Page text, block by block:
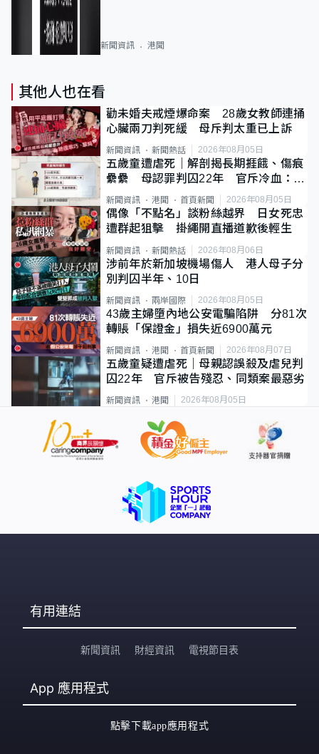
新聞資訊 港聞
其他人也在看
勸未婚夫戒煙爆命案 28歲女教師連捅
心臟兩刀判死緩 母斥判太重已上訴
新聞資訊 新聞熱話 2026年08月05日
五歲童遭虐死｜解剖揭長期捱餓、傷痕
纍纍 母認罪判囚22年 官斥冷血：同
類案最惡劣
新聞資訊 港聞 首頁新聞 2026年08月05日
偶像「不點名」談粉絲越界 日女死忠
遭群起狙擊 掛繩開直播道歉後輕生
新聞資訊 新聞熱話 2026年08月06日
涉前年於新加坡機場傷人 港人母子分
別判囚半年、10日
新聞資訊 兩岸國際 2026年08月05日
43歲主婦墮內地公安電騙陷阱 分81次
轉賬「保證金」損失近6900萬元
新聞資訊 港聞 首頁新聞 2026年08月07日
五歲童疑遭虐死｜母親認誤殺及虐兒判
囚22年 官斥被告殘忍、同類案最惡劣
新聞資訊 港聞 2026年08月05日
有用連結
新聞資訊 財經資訊 電視節目表
App 應用程式
點擊下載app應用程式